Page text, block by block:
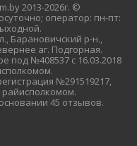
2013-2026г. ©
оператор: пн-пт:
Барановичский р-н.,
аг. Подгорная.
под №408537 с 16.03.2018
№291519217,
райисполкомом.
45 отзывов.